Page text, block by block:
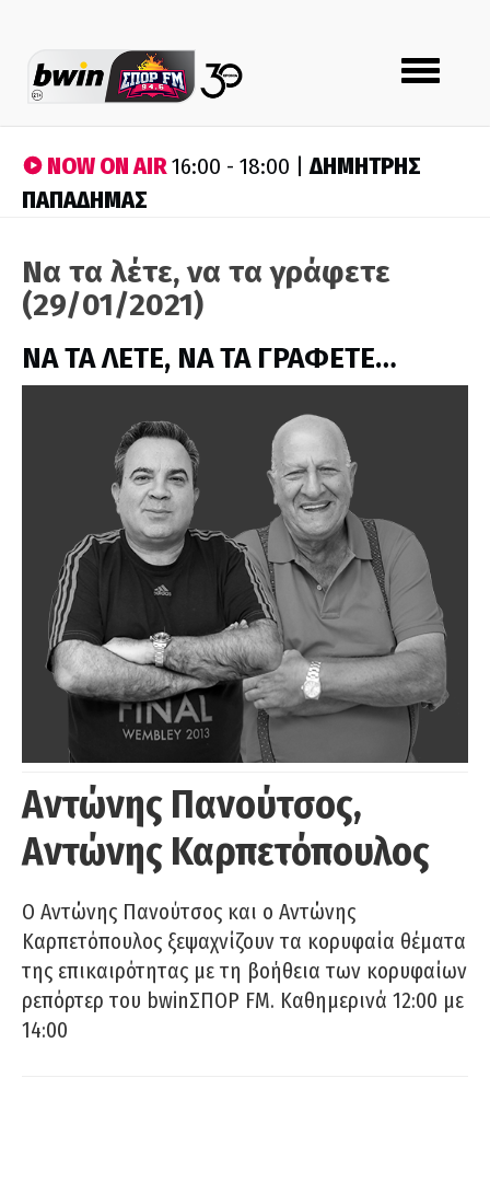
Toggle
navigation
NOW ON AIR16:00 - 18:00 |ΔΗΜΗΤΡΗΣ
ΠΑΠΑΔΗΜΑΣ
Να τα λέτε, να τα γράφετε
(29/01/2021)
ΝΑ ΤΑ ΛΕΤΕ, ΝΑ ΤΑ ΓΡΑΦΕΤΕ…
Αντώνης Πανούτσος,
Αντώνης Καρπετόπουλος
Ο Αντώνης Πανούτσος και ο Αντώνης
Καρπετόπουλος ξεψαχνίζουν τα κορυφαία θέματα
της επικαιρότητας με τη βοήθεια των κορυφαίων
ρεπόρτερ του bwinΣΠΟΡ FM. Καθημερινά 12:00 με
14:00